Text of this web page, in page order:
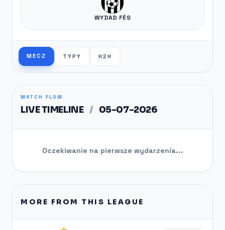
WYDAD FÈS
MECZ TYPY H2H
MATCH FLOW
LIVE TIMELINE / 05-07-2026
Oczekiwanie na pierwsze wydarzenia...
MORE FROM THIS LEAGUE